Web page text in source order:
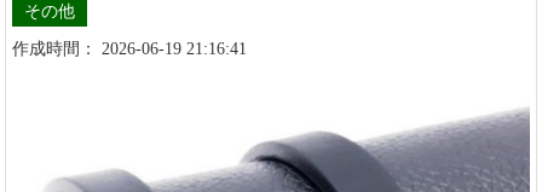
その他
作成時間： 2026-06-19 21:16:41